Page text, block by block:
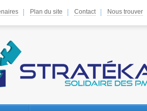
Plan du site Contact Nous trouver